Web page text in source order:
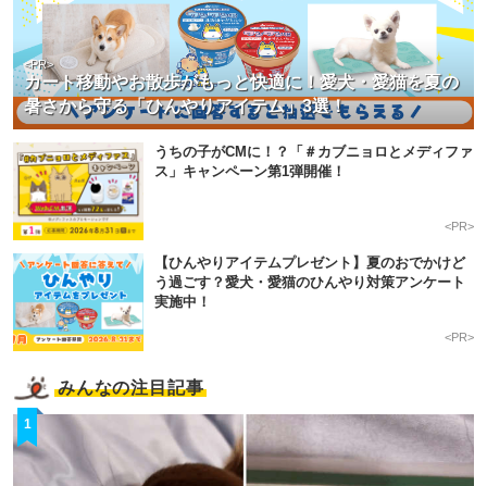
カート移動やお散歩がもっと快適に！愛犬・愛猫を夏の
暑さから守る「ひんやりアイテム」3選！
<PR>
うちの子がCMに！？「＃カブニョロとメディファ
ス」キャンペーン第1弾開催！
<PR>
【ひんやりアイテムプレゼント】夏のおでかけど
う過ごす？愛犬・愛猫のひんやり対策アンケート
実施中！
<PR>
みんなの注目記事
1
pecodogs
いぬ部をフォロー
ねこ部をフォロー
アプリをダウンロードする